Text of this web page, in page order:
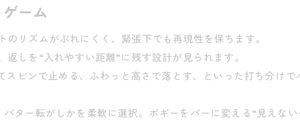
ーム
リズムがぶれにくく、緊張下でも再現性を保ちます。
しを“入れやすい距離”に残す設計が見られます。
ピンで止める、ふわっと高さで落とす、といった打ち分けで
ター転がしかを柔軟に選択。ボギーをパーに変える“見えな